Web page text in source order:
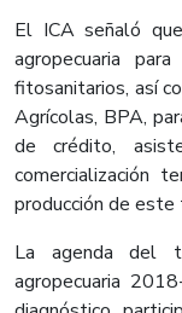
El ICA señaló
agropecuaria
fitosanitarios, así
Agrícolas, BPA,
de crédito,
comercialización
producción de
La agenda del
agropecuaria